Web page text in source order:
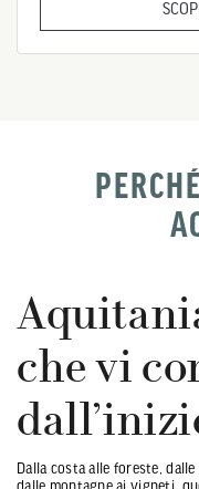
che vi
Dalla costa alle foreste,
dalle montagne ai vigneti,